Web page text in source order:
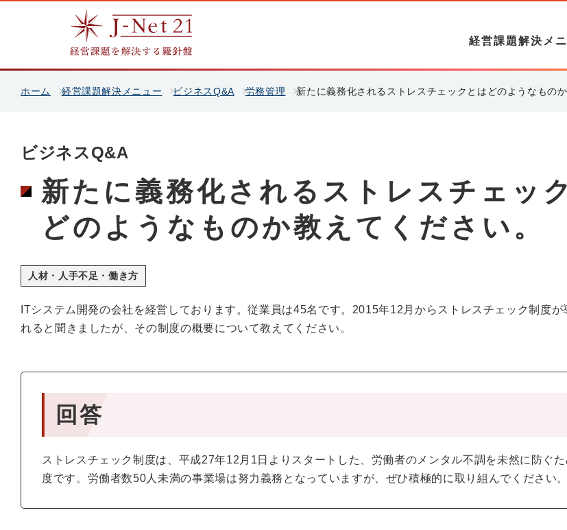
経営課題解決メ
ホーム 経営課題解決メニュー ビジネスQ&A 労務管理 新たに義務化されるストレスチェックとはどのようなものか
ビジネスQ&A
新たに義務化されるストレスチェッ
どのようなものか教えてください。
人材・人手不足・働き方
ITシステム開発の会社を経営しております。従業員は45名です。2015年12月からストレスチェック制度が
れると聞きましたが、その制度の概要について教えてください。
回答
ストレスチェック制度は、平成27年12月1日よりスタートした、労働者のメンタル不調を未然に防ぐた
度です。労働者数50人未満の事業場は努力義務となっていますが、ぜひ積極的に取り組んでください。